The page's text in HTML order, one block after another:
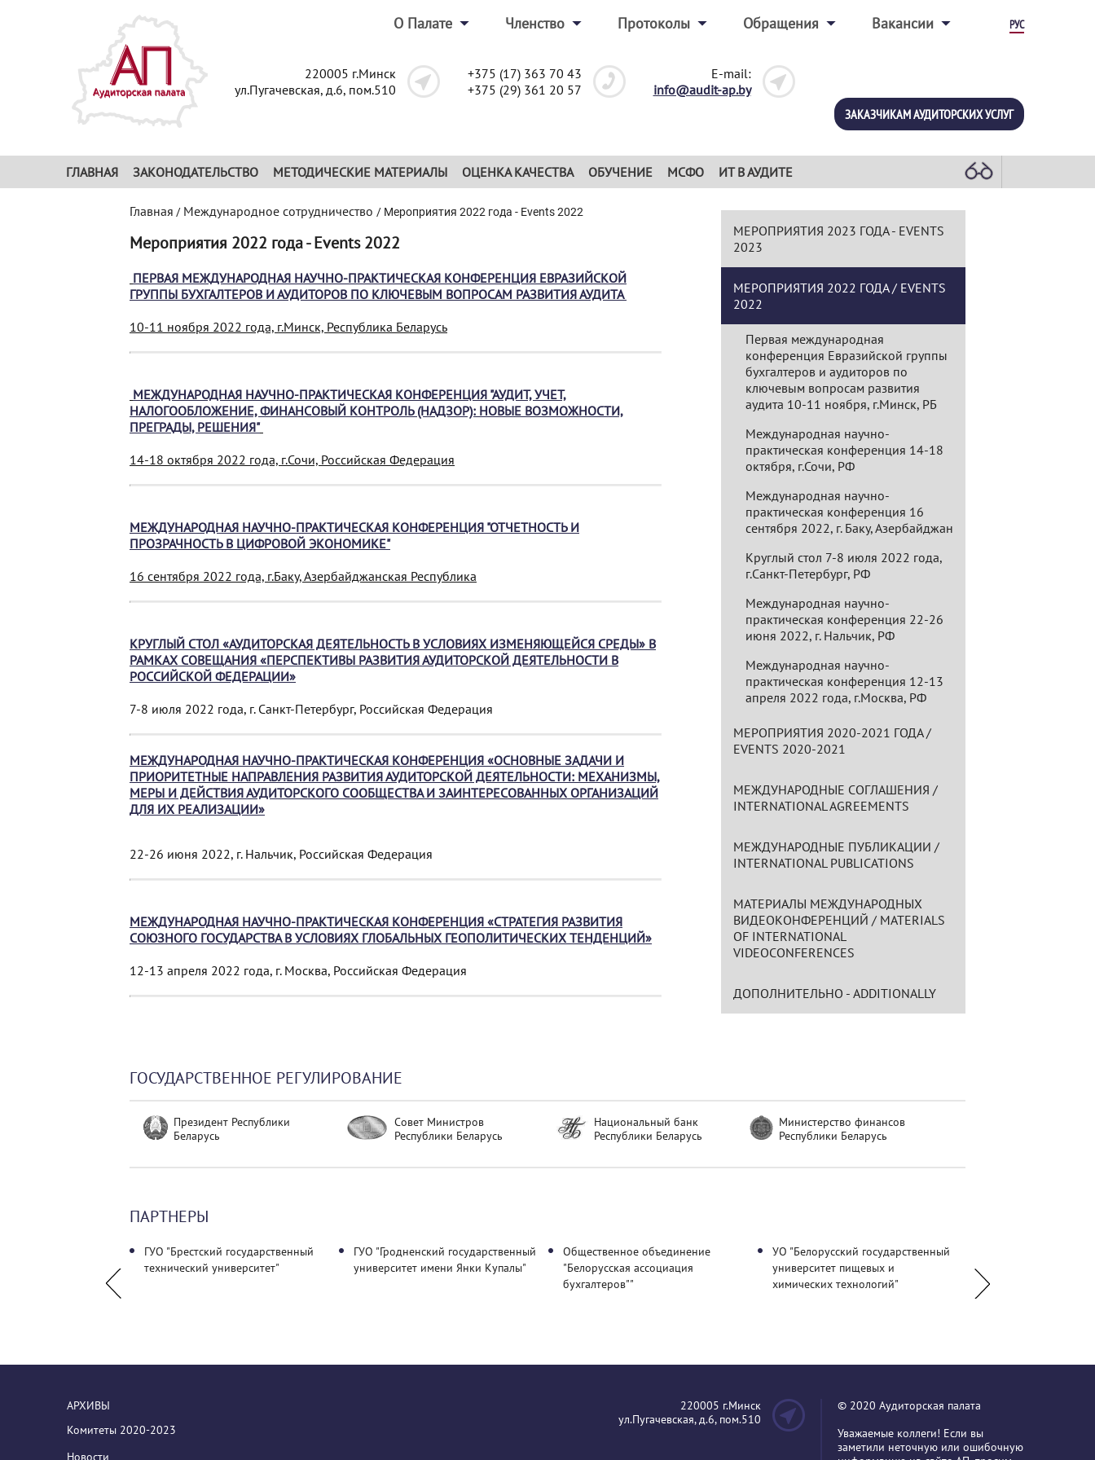
О Палате Членство Протоколы Обращения Вакансии РУС
220005 г.Минск
ул.Пугачевская, д.6, пом.510
+375 (17) 363 70 43
+375 (29) 361 20 57
E-mail:
info@audit-ap.by
ЗАКАЗЧИКАМ АУДИТОРСКИХ УСЛУГ
ГЛАВНАЯ ЗАКОНОДАТЕЛЬСТВО МЕТОДИЧЕСКИЕ МАТЕРИАЛЫ ОЦЕНКА КАЧЕСТВА ОБУЧЕНИЕ МСФО ИТ В АУДИТЕ
Главная / Международное сотрудничество / Мероприятия 2022 года - Events 2022
Мероприятия 2022 года - Events 2022
ПЕРВАЯ МЕЖДУНАРОДНАЯ НАУЧНО-ПРАКТИЧЕСКАЯ КОНФЕРЕНЦИЯ ЕВРАЗИЙСКОЙ
ГРУППЫ БУХГАЛТЕРОВ И АУДИТОРОВ ПО КЛЮЧЕВЫМ ВОПРОСАМ РАЗВИТИЯ АУДИТА
10-11 ноября 2022 года, г.Минск, Республика Беларусь
МЕЖДУНАРОДНАЯ НАУЧНО-ПРАКТИЧЕСКАЯ КОНФЕРЕНЦИЯ "АУДИТ, УЧЕТ,
НАЛОГООБЛОЖЕНИЕ, ФИНАНСОВЫЙ КОНТРОЛЬ (НАДЗОР): НОВЫЕ ВОЗМОЖНОСТИ,
ПРЕГРАДЫ, РЕШЕНИЯ"
14-18 октября 2022 года, г.Сочи, Российская Федерация
МЕЖДУНАРОДНАЯ НАУЧНО-ПРАКТИЧЕСКАЯ КОНФЕРЕНЦИЯ "ОТЧЕТНОСТЬ И
ПРОЗРАЧНОСТЬ В ЦИФРОВОЙ ЭКОНОМИКЕ"
16 сентября 2022 года, г.Баку, Азербайджанская Республика
КРУГЛЫЙ СТОЛ «АУДИТОРСКАЯ ДЕЯТЕЛЬНОСТЬ В УСЛОВИЯХ ИЗМЕНЯЮЩЕЙСЯ СРЕДЫ» В
РАМКАХ СОВЕЩАНИЯ «ПЕРСПЕКТИВЫ РАЗВИТИЯ АУДИТОРСКОЙ ДЕЯТЕЛЬНОСТИ В
РОССИЙСКОЙ ФЕДЕРАЦИИ»
7-8 июля 2022 года, г. Санкт-Петербург, Российская Федерация
МЕЖДУНАРОДНАЯ НАУЧНО-ПРАКТИЧЕСКАЯ КОНФЕРЕНЦИЯ «ОСНОВНЫЕ ЗАДАЧИ И
ПРИОРИТЕТНЫЕ НАПРАВЛЕНИЯ РАЗВИТИЯ АУДИТОРСКОЙ ДЕЯТЕЛЬНОСТИ: МЕХАНИЗМЫ,
МЕРЫ И ДЕЙСТВИЯ АУДИТОРСКОГО СООБЩЕСТВА И ЗАИНТЕРЕСОВАННЫХ ОРГАНИЗАЦИЙ
ДЛЯ ИХ РЕАЛИЗАЦИИ»
22-26 июня 2022, г. Нальчик, Российская Федерация
МЕЖДУНАРОДНАЯ НАУЧНО-ПРАКТИЧЕСКАЯ КОНФЕРЕНЦИЯ «СТРАТЕГИЯ РАЗВИТИЯ
СОЮЗНОГО ГОСУДАРСТВА В УСЛОВИЯХ ГЛОБАЛЬНЫХ ГЕОПОЛИТИЧЕСКИХ ТЕНДЕНЦИЙ»
12-13 апреля 2022 года, г. Москва, Российская Федерация
МЕРОПРИЯТИЯ 2023 ГОДА - EVENTS
2023
МЕРОПРИЯТИЯ 2022 ГОДА / EVENTS
2022
Первая международная
конференция Евразийской группы
бухгалтеров и аудиторов по
ключевым вопросам развития
аудита 10-11 ноября, г.Минск, РБ
Международная научно-
практическая конференция 14-18
октября, г.Сочи, РФ
Международная научно-
практическая конференция 16
сентября 2022, г. Баку, Азербайджан
Круглый стол 7-8 июля 2022 года,
г.Санкт-Петербург, РФ
Международная научно-
практическая конференция 22-26
июня 2022, г. Нальчик, РФ
Международная научно-
практическая конференция 12-13
апреля 2022 года, г.Москва, РФ
МЕРОПРИЯТИЯ 2020-2021 ГОДА /
EVENTS 2020-2021
МЕЖДУНАРОДНЫЕ СОГЛАШЕНИЯ /
INTERNATIONAL AGREEMENTS
МЕЖДУНАРОДНЫЕ ПУБЛИКАЦИИ /
INTERNATIONAL PUBLICATIONS
МАТЕРИАЛЫ МЕЖДУНАРОДНЫХ
ВИДЕОКОНФЕРЕНЦИЙ / MATERIALS
OF INTERNATIONAL
VIDEOCONFERENCES
ДОПОЛНИТЕЛЬНО - ADDITIONALLY
ГОСУДАРСТВЕННОЕ РЕГУЛИРОВАНИЕ
Президент Республики
Беларусь
Совет Министров
Республики Беларусь
Национальный банк
Республики Беларусь
Министерство финансов
Республики Беларусь
ПАРТНЕРЫ
ГУО "Брестский государственный
технический университет"
ГУО "Гродненский государственный
университет имени Янки Купалы"
Общественное объединение
"Белорусская ассоциация
бухгалтеров""
УО "Белорусский государственный
университет пищевых и
химических технологий"
АРХИВЫ
Комитеты 2020-2023
Новости
220005 г.Минск
ул.Пугачевская, д.6, пом.510
© 2020 Аудиторская палата
Уважаемые коллеги! Если вы
заметили неточную или ошибочную